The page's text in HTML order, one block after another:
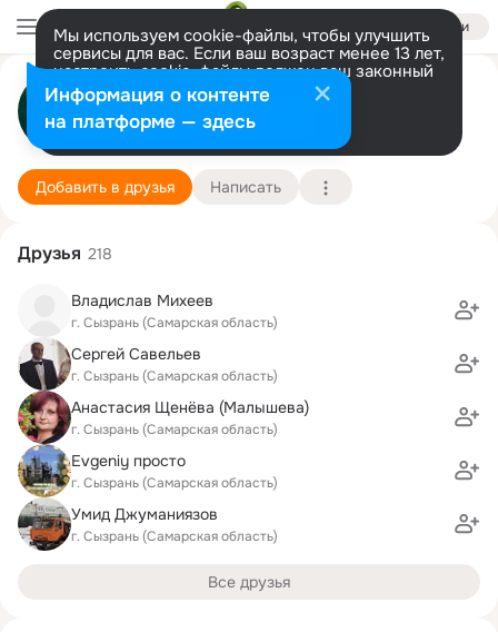
Войти
Мы используем cookie-файлы, чтобы улучшить
сервисы для вас. Если ваш возраст менее 13 лет,
настроить cookie-файлы должен ваш законный
представитель. Больше информации
Разрешить все Настроить
Ирина Балтушкина
2 января (52 года) Подробнее
Добавить в друзья Написать
Друзья 218
Владислав Михеев
г. Сызрань (Самарская область)
Сергей Савельев
г. Сызрань (Самарская область)
Анастасия Щенёва (Малышева)
г. Сызрань (Самарская область)
Evgeniy просто
г. Сызрань (Самарская область)
Умид Джуманиязов
г. Сызрань (Самарская область)
Все друзья
Информация о контенте
на платформе — здесь